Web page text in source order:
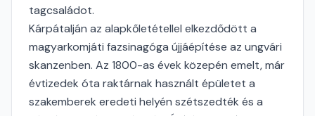
tagcsaládot.
Kárpátalján az alapkőletétellel elkezdődött a
magyarkomjáti fazsinagóga újjáépítése az ungvári
skanzenben. Az 1800-as évek közepén emelt, már
évtizedek óta raktárnak használt épületet a
szakemberek eredeti helyén szétszedték és a